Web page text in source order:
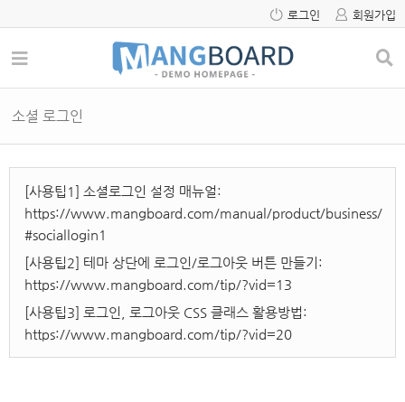
로그인 회원가입
소셜 로그인
[사용팁1] 소셜로그인 설정 매뉴얼:
https://www.mangboard.com/manual/product/business/
#sociallogin1
[사용팁2] 테마 상단에 로그인/로그아웃 버튼 만들기:
https://www.mangboard.com/tip/?vid=13
[사용팁3] 로그인, 로그아웃 CSS 클래스 활용방법:
https://www.mangboard.com/tip/?vid=20